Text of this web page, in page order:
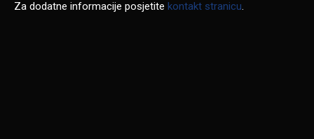
Za dodatne informacije posjetite kontakt stranicu